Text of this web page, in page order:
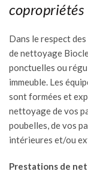
copropriétés
Dans le respect
de nettoyage
ponctuelles ou
immeuble. Les
sont formées et
nettoyage de vos
poubelles, de vos
intérieures et/ou
Prestations de